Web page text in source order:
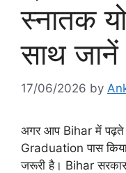
स्नातक
साथ
17/06/2026 by
अगर आप Bihar में पढ़ते
Graduation पास
जरूरी है। Bihar